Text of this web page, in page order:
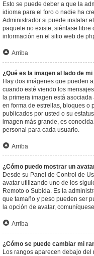
Esto se puede deber a que la
idioma para el foro o nadie ha
Administrador si puede instalar
paquete no existe, siéntase libre
información en el sitio web de
Arriba
¿Qué es la imagen al lado de
Hay dos imágenes que pueden
cuando esté viendo los
la primera imagen está
en forma de estrellas, bloques o
publicados por usted o su
imagen más grande, es
personal para cada usuario.
Arriba
¿Cómo puedo mostrar un
Desde su Panel de Control de
avatar utilizando uno de los
Remoto o Subida. Es la
que tamaño y peso pueden ser
la opción de avatar,
Arriba
¿Cómo se puede cambiar mi
Los rangos aparecen debajo